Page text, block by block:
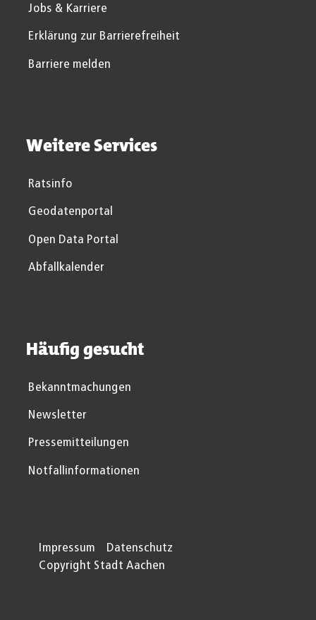
Jobs & Karriere
Erklärung zur Barrierefreiheit
Barriere melden
Weitere Services
Ratsinfo
Geodatenportal
Open Data Portal
Abfallkalender
Häufig gesucht
Bekanntmachungen
Newsletter
Pressemitteilungen
Notfallinformationen
Impressum
Datenschutz
Copyright Stadt Aachen